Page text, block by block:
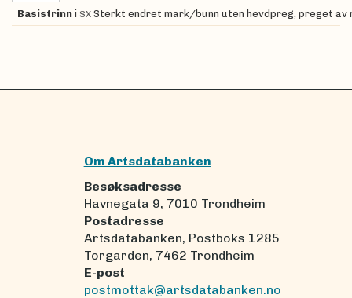
Basistrinn i SX Sterkt endret mark/bunn uten hevdpreg, preget
Om Artsdatabanken
Besøksadresse
Havnegata 9, 7010 Trondheim
Postadresse
Artsdatabanken, Postboks 1285
Torgarden, 7462 Trondheim
E-post
postmottak@artsdatabanken.no